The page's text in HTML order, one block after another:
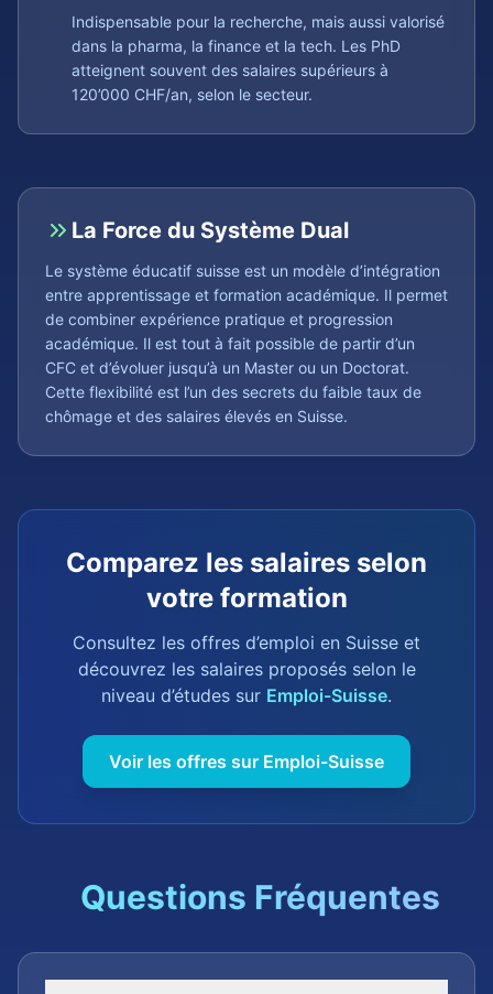
Indispensable pour la recherche, mais aussi valorisé
dans la pharma, la finance et la tech. Les PhD
atteignent souvent des salaires supérieurs à
120’000 CHF/an, selon le secteur.
La Force du Système Dual
Le système éducatif suisse est un modèle d’intégration
entre apprentissage et formation académique. Il permet
de combiner expérience pratique et progression
académique. Il est tout à fait possible de partir d’un
CFC et d’évoluer jusqu’à un Master ou un Doctorat.
Cette flexibilité est l’un des secrets du faible taux de
chômage et des salaires élevés en Suisse.
Comparez les salaires selon
votre formation
Consultez les offres d’emploi en Suisse et
découvrez les salaires proposés selon le
niveau d’études sur Emploi-Suisse.
Voir les offres sur Emploi-Suisse
Questions Fréquentes